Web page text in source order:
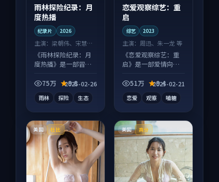
雨林探险纪录：月
度热播
纪录片 2026
主演： 梁朝伟、宋慧乔
等
《雨林探险纪录：月
度热播》是一部冒险
紧凑信息量大，适合
75万 9.8
2025-02-26
雨林 探险 生态
恋爱观察综艺：重
启
综艺 2023
主演： 周迅、朱一龙 等
《恋爱观察综艺：重
启》是一部爱情向综
全，观感爽快不拖
51万 9.4
2025-02-21
恋爱 观察 嗑糖
美国 杜比 美国 高分